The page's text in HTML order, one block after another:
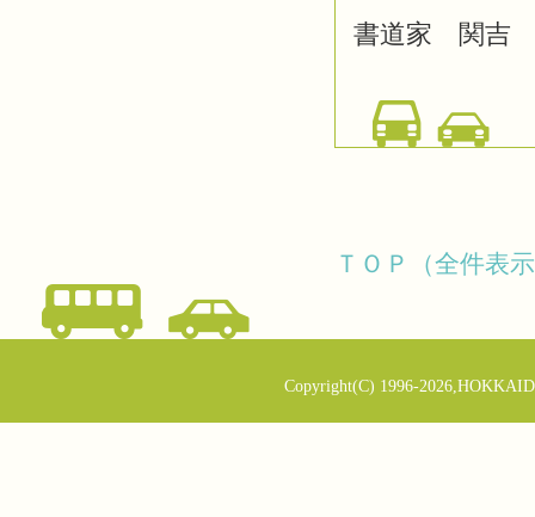
書道家 関吉
ＴＯＰ（全件表
Copyright(C) 1996-